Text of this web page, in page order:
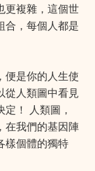
更複雜，這個世
合，每個人都是
便是你的人生使
從人類圖中看見
！ 人類圖，
在我們的基因陣
樣個體的獨特